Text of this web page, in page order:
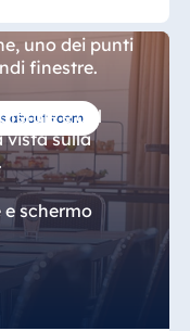
about room
uno dei punti
finestre.
e dal
vista sulla
schermo
pause